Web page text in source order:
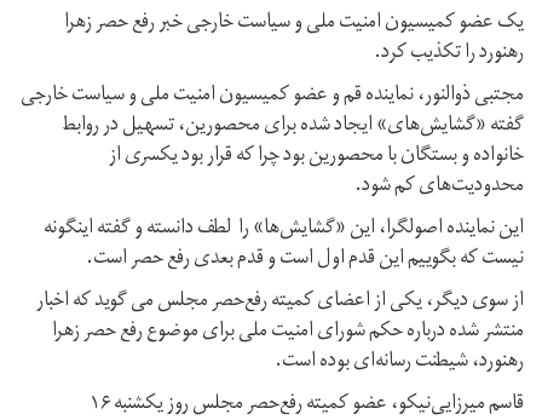
یک عضو کمیسیون امنیت ملی و سیاست خارجی خبر رفع حصر زهرا
رهنورد را تکذیب کرد.
مجتبی ذوالنور، نماینده قم و عضو کمیسیون امنیت ملی و سیاست خارجی
گفته «گشایش‌های» ایجاد شده برای محصورین، تسهیل در روابط
خانواده و بستگان با محصورین بود چرا که قرار بود یکسری از
محدودیت‌های کم شود.
این نماینده اصولگرا، این «گشایش‌ها» را لطف دانسته و گفته اینگونه
نیست که بگوییم این قدم اول است و قدم بعدی رفع حصر است.
از سوی دیگر، یکی از اعضای کمیته رفع‌حصر مجلس می گوید که اخبار
منتشر شده درباره حکم شورای امنیت ملی برای موضوع رفع حصر زهرا
رهنورد، شیطنت رسانه‌ای بوده است.
قاسم میرزایی‌نیکو، عضو کمیته رفع‌حصر مجلس روز یکشنبه ۱۶